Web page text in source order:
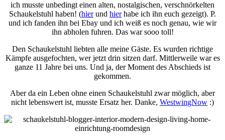
ich musste unbedingt einen alten, nostalgischen, verschnörkelten
Schaukelstuhl haben! (hierund hierhabe ich ihn euch gezeigt). P.
und ich fanden ihn bei Ebay und ich weiß es noch genau, wie wir
ihn abholen fuhren. Das war sooo toll!
Den Schaukelstuhl liebten alle meine Gäste. Es wurden richtige
Kämpfe ausgefochten, wer jetzt drin sitzen darf. Mittlerweile war es
ganze 11 Jahre bei uns. Und ja, der Moment des Abschieds ist
gekommen.
Aber da ein Leben ohne einen Schaukelstuhl zwar möglich, aber
nicht lebenswert ist, musste Ersatz her. Danke, WestwingNow :)